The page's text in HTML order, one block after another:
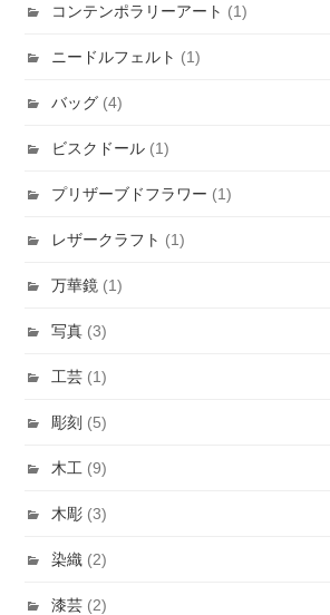
コンテンポラリーアート (1)
ニードルフェルト (1)
バッグ (4)
ビスクドール (1)
プリザーブドフラワー (1)
レザークラフト (1)
万華鏡 (1)
写真 (3)
工芸 (1)
彫刻 (5)
木工 (9)
木彫 (3)
染織 (2)
漆芸 (2)